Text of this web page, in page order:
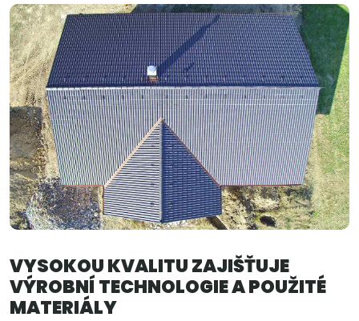
VYSOKOU KVALITU ZAJIŠŤUJE
VÝROBNÍ TECHNOLOGIE A POUŽITÉ
MATERIÁLY